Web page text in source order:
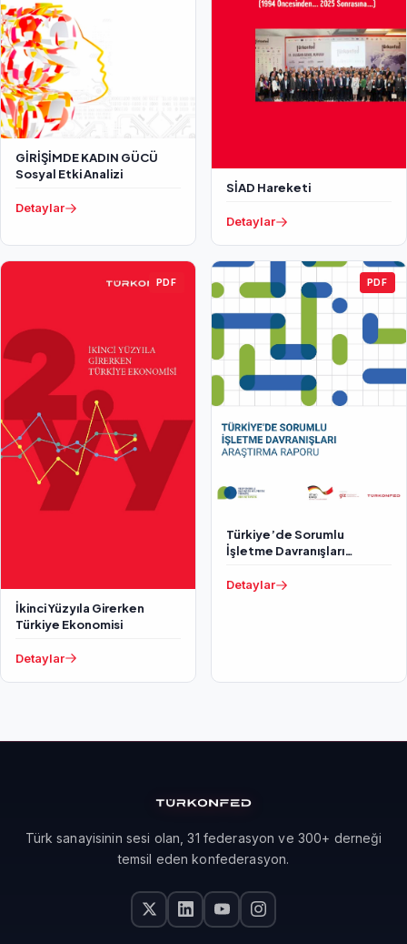
GİRİŞİMDE KADIN GÜCÜ
Sosyal Etki Analizi
Detaylar
SİAD Hareketi
Detaylar
PDF
İkinci Yüzyıla Girerken
Türkiye Ekonomisi
Detaylar
PDF
Türkiye’de Sorumlu
İşletme Davranışları
Detaylar
Türk sanayisinin sesi olan, 31 federasyon ve 300+ derneği
temsil eden konfederasyon.